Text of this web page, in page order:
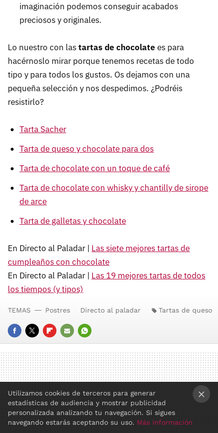
imaginación podemos conseguir acabados
preciosos y originales.
Lo nuestro con lastartas de chocolate es para
hacérnoslo mirar porque tenemos recetas de todo
tipo y para todos los gustos. Os dejamos con una
pequeña selección y nos despedimos. ¿Podréis
resistirlo?
Tarta Sacher
Tarta de queso y chocolate para dos
Tarta de chocolate con un toque de café
Tarta de chocolate con whisky y chantilly de sirope
de arce
Tarta de galletas y chocolate
En Directo al Paladar | Las siete mejores tartas de
cumpleaños con chocolate
En Directo al Paladar | Las 19 mejores tartas de todos
los tiempos (y tipos)
FACEBOOK
TWITTERFLIPBOARD
E-
MAIL
WHATSAPP
TEMAS Postres Directo al paladar Tartas de queso
Utilizamos cookies de terceros para generar
estadísticas de audiencia y mostrar publicidad
personalizada analizando tu navegación. Si sigues
navegando estarás aceptando su uso. Más información